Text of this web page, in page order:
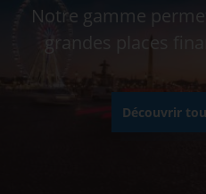
Notre gamme
grandes places
Découvrir